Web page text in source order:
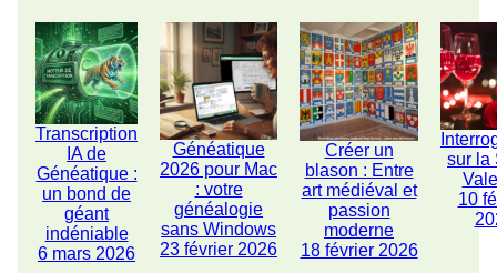
Transcription
IA de
Généatique :
un bond de
géant
indéniable
6 mars 2026
Généatique
2026 pour Mac
: votre
généalogie
sans Windows
23 février 2026
Créer un
blason : Entre
art médiéval et
passion
moderne
18 février 2026
sur la
10